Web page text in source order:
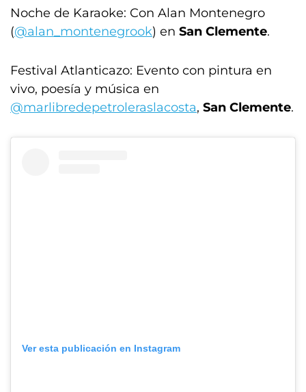
Noche de Karaoke: Con Alan Montenegro
(@alan_montenegrook) en San Clemente.
Festival Atlanticazo: Evento con pintura en
vivo, poesía y música en
@marlibredepetroleraslacosta, San Clemente.
Ver esta publicación en Instagram